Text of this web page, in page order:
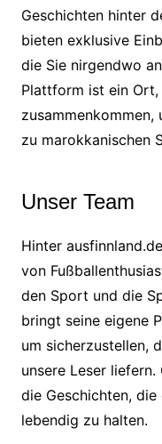
Geschichten hinter
bieten exklusive
die Sie nirgendwo
Plattform ist ein Ort,
zusammenkommen,
zu marokkanischen
Unser Team
Hinter
von
den Sport und die
bringt seine eigene
um sicherzustellen,
unsere Leser
die Geschichten,
lebendig zu halten.